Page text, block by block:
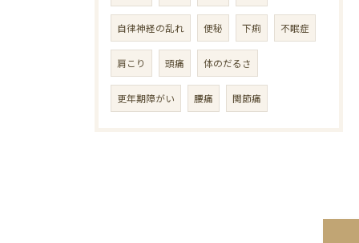
自律神経の乱れ 便秘 下痢 不眠症
肩こり 頭痛 体のだるさ
更年期障がい 腰痛 関節痛